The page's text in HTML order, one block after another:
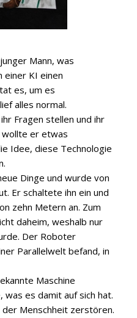
Mann, was
einer KI einen
es, um es
alles normal.
Fragen stellen und ihr
wollte er etwas
Idee, diese Technologie
Dinge und wurde von
Er schaltete ihn ein und
zehn Metern an. Zum
daheim, weshalb nur
Der Roboter
Parallelwelt befand, in
Maschine
es damit auf sich hat.
der Menschheit zerstören.